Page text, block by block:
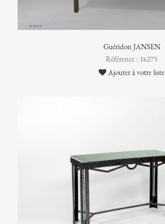
Guéridon JANSEN
Référence : 16275
Ajouter à votre liste